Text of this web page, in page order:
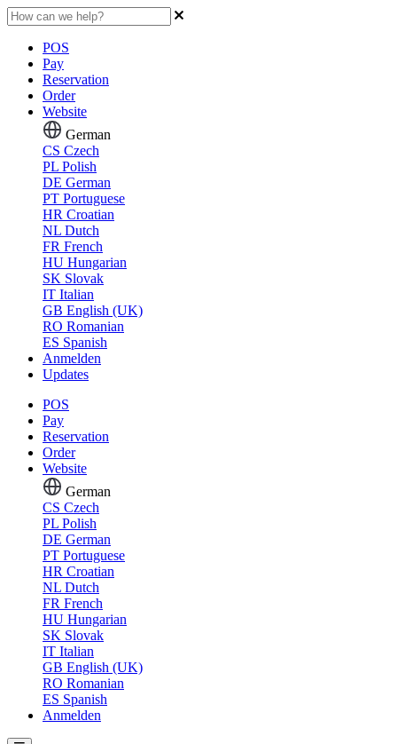
POS
Pay
Reservation
Order
Website
German
CS Czech
PL Polish
DE German
PT Portuguese
HR Croatian
NL Dutch
FR French
HU Hungarian
SK Slovak
IT Italian
GB English (UK)
RO Romanian
ES Spanish
Anmelden
Updates
POS
Pay
Reservation
Order
Website
German
CS Czech
PL Polish
DE German
PT Portuguese
HR Croatian
NL Dutch
FR French
HU Hungarian
SK Slovak
IT Italian
GB English (UK)
RO Romanian
ES Spanish
Anmelden